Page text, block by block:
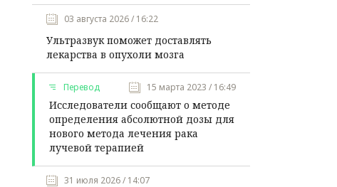
03 августа 2026 / 16:22
Ультразвук поможет доставлять
лекарства в опухоли мозга
Перевод 15 марта 2023 / 16:49
Исследователи сообщают о методе
определения абсолютной дозы для
нового метода лечения рака
лучевой терапией
31 июля 2026 / 14:07